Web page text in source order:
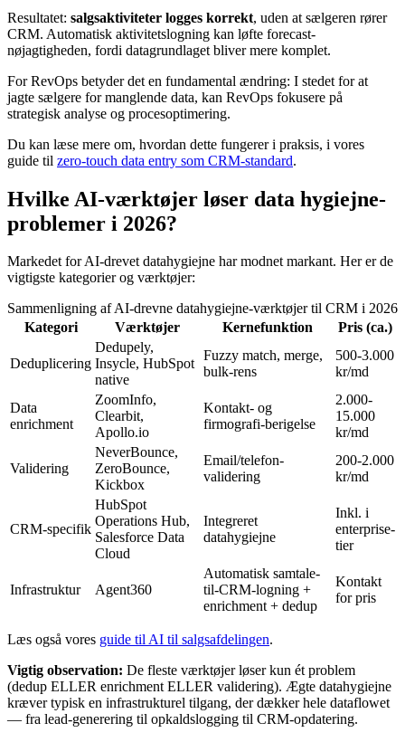
Resultatet: salgsaktiviteter logges korrekt, uden at sælgeren rører
CRM. Automatisk aktivitetslogning kan løfte forecast-
nøjagtigheden, fordi datagrundlaget bliver mere komplet.
For RevOps betyder det en fundamental ændring: I stedet for at
jagte sælgere for manglende data, kan RevOps fokusere på
strategisk analyse og procesoptimering.
Du kan læse mere om, hvordan dette fungerer i praksis, i vores
guide til zero-touch data entry som CRM-standard.
Hvilke AI-værktøjer løser data hygiejne-
problemer i 2026?
Markedet for AI-drevet datahygiejne har modnet markant. Her er de
vigtigste kategorier og værktøjer:
Sammenligning af AI-drevne datahygiejne-værktøjer til CRM i 2026
Kategori
Værktøjer Kernefunktion Pris (ca.)
Deduplicering
Dedupely,
Insycle, HubSpot
native
Fuzzy match, merge,
bulk-rens
500-3.000
kr/md
Data
enrichment
ZoomInfo,
Clearbit,
Apollo.io
Kontakt- og
firmografi-berigelse
2.000-
15.000
kr/md
Validering
NeverBounce,
ZeroBounce,
Kickbox
Email/telefon-
validering
200-2.000
kr/md
CRM-specifik
HubSpot
Operations Hub,
Salesforce Data
Cloud
Integreret
datahygiejne
Inkl. i
enterprise-
tier
Infrastruktur Agent360
Automatisk samtale-
til-CRM-logning +
enrichment + dedup
Kontakt
for pris
Læs også vores guide til AI til salgsafdelingen.
Vigtig observation: De fleste værktøjer løser kun ét problem
(dedup ELLER enrichment ELLER validering). Ægte datahygiejne
kræver typisk en infrastrukturel tilgang, der dækker hele dataflowet
— fra lead-generering til opkaldslogging til CRM-opdatering.